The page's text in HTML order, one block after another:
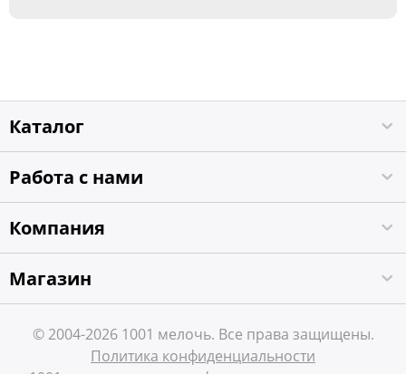
Каталог
Работа с нами
Компания
Магазин
© 2004-2026 1001 мелочь. Все права защищены.
Политика конфиденциальности